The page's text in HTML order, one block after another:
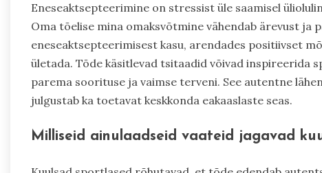
Eneseaktsepteerimine on stressist üle saamisel
Oma tõelise mina omaksvõtmine vähendab ärevust ja
eneseaktsepteerimisest kasu, arendades positiivset
ületada. Tõde käsitlevad tsitaadid võivad inspireerida
parema soorituse ja vaimse terveni. See autentne
julgustab ka toetavat keskkonda eakaaslaste seas.
Milliseid ainulaadseid vaateid jagavad